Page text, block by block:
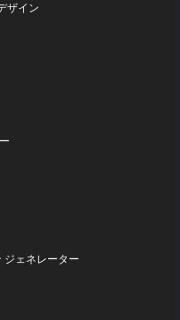
ザイン
ジェネレーター